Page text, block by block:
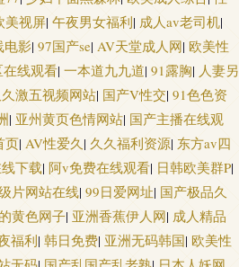
美视屏| 午夜男女福利| 成人av老司机|
电影| 97国产se| AV天堂成人网| 欧美性
在线观看| 一本道九九道| 91露胸| 人妻另
激五视频网站| 国产V性交| 91色色资
| 亚州黄页色情网站| 国产主播在线观
页| AV性爱久| 久久福利资源| 东方av四
下载| 阿v免费在线观看| 日韩欧美群P|
片网站在线| 99日爱网址| 国产极品久
黄色网子| 亚洲香蕉伊人网| 成人精品
福利| 韩日免费| 亚洲无码韩国| 欧美性